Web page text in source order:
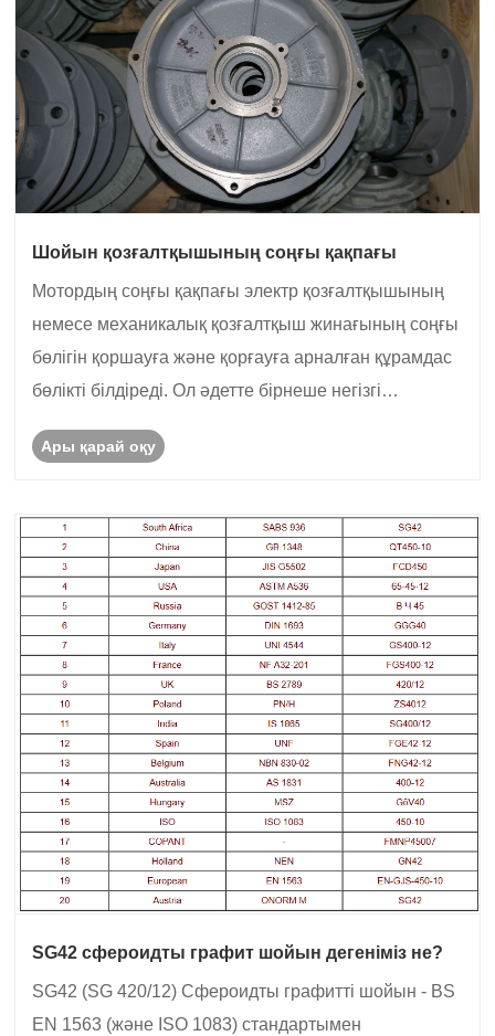
Шойын қозғалтқышының соңғы қақпағы
Мотордың соңғы қақпағы электр қозғалтқышының
немесе механикалық қозғалтқыш жинағының соңғы
бөлігін қоршауға және қорғауға арналған құрамдас
бөлікті білдіреді. Ол әдетте бірнеше негізгі
Ары қарай оқу
SG42 сфероидты графит шойын дегеніміз не?
SG42 (SG 420/12) Сфероидты графитті шойын - BS
EN 1563 (және ISO 1083) стандартымен